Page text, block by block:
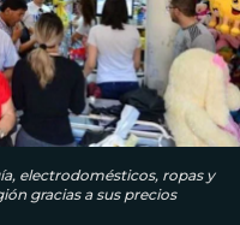
electrodomésticos, ropas y
gracias a sus precios